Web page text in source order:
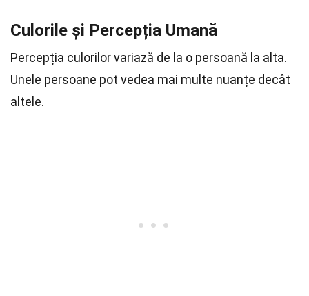
Culorile și Percepția Umană
Percepția culorilor variază de la o persoană la alta.
Unele persoane pot vedea mai multe nuanțe decât
altele.